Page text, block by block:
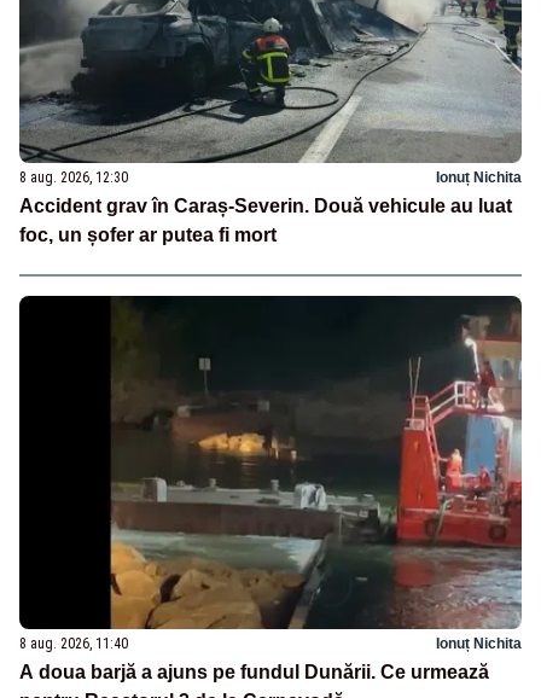
8 aug. 2026, 12:30 Ionuț Nichita
Accident grav în Caraș-Severin. Două vehicule au luat
foc, un șofer ar putea fi mort
8 aug. 2026, 11:40 Ionuț Nichita
A doua barjă a ajuns pe fundul Dunării. Ce urmează